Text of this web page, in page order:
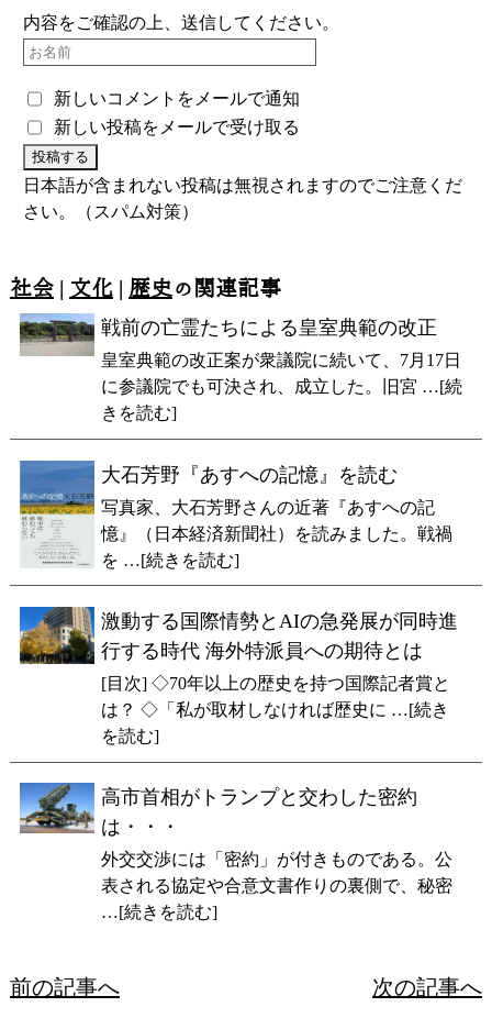
内容をご確認の上、送信してください。
新しいコメントをメールで通知
新しい投稿をメールで受け取る
日本語が含まれない投稿は無視されますのでご注意くだ
さい。（スパム対策）
社会| 文化 | 歴史の関連記事
戦前の亡霊たちによる皇室典範の改正
皇室典範の改正案が衆議院に続いて、7月17日
に参議院でも可決され、成立した。旧宮 …[続
きを読む]
大石芳野『あすへの記憶』を読む
写真家、大石芳野さんの近著『あすへの記
憶』（日本経済新聞社）を読みました。戦禍
を …[続きを読む]
激動する国際情勢とAIの急発展が同時進
行する時代 海外特派員への期待とは
[目次] ◇70年以上の歴史を持つ国際記者賞と
は？ ◇「私が取材しなければ歴史に …[続き
を読む]
高市首相がトランプと交わした密約
は・・・
外交交渉には「密約」が付きものである。公
表される協定や合意文書作りの裏側で、秘密
…[続きを読む]
前の記事へ 次の記事へ